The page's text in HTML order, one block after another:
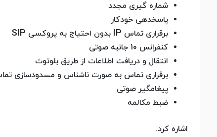
شماره گیری مجدد
پاسخدهی خودکار
برقراری تماس IP بدون احتیاج به پروکسی SIP
کنفرانس 10 جانبه صوتی
انتقال و دریافت اطلاعات از طریق بلوتوث
برقراری تماس به صورت ناشناس و مسدودسازی
پیغامگیر صوتی
ضبط مکالمه
اشاره کرد.